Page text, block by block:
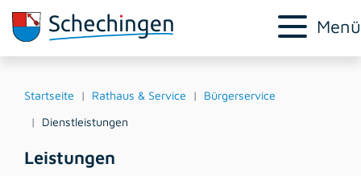
Menü
Startseite Rathaus & Service
Bürgerservice
Dienstleistungen
Leistungen